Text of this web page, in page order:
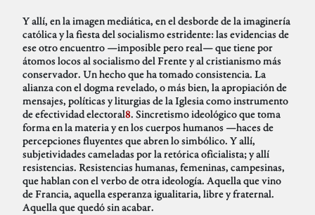
Y allí, en la imagen mediática, en el desborde de la imaginería
católica y la fiesta del socialismo estridente: las evidencias de
ese otro encuentro —imposible pero real— que tiene por
átomos locos al socialismo del Frente y al cristianismo más
conservador. Un hecho que ha tomado consistencia. La
alianza con el dogma revelado, o más bien, la apropiación de
mensajes, políticas y liturgias de la Iglesia como instrumento
de efectividad electoral8. Sincretismo ideológico que toma
forma en la materia y en los cuerpos humanos —haces de
percepciones fluyentes que abren lo simbólico. Y allí,
subjetividades cameladas por la retórica oficialista; y allí
resistencias. Resistencias humanas, femeninas, campesinas,
que hablan con el verbo de otra ideología. Aquella que vino
de Francia, aquella esperanza igualitaria, libre y fraternal.
Aquella que quedó sin acabar.